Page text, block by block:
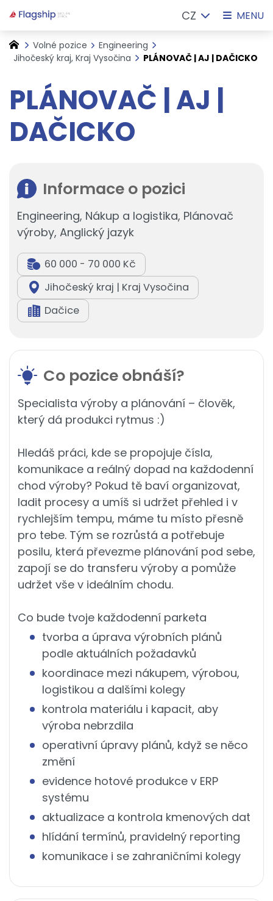
Volné pozice
Engineering
Jihočeský kraj, Kraj Vysočina
PLÁNOVAČ | AJ | DAČICKO
PLÁNOVAČ | AJ |
DAČICKO
Informace o pozici
Engineering, Nákup a logistika, Plánovač
výroby, Anglický jazyk
60 000 - 70 000 Kč
Jihočeský kraj | Kraj Vysočina
Dačice
Co pozice obnáší?
Specialista výroby a plánování – člověk,
který dá produkci rytmus :)
Hledáš práci, kde se propojuje čísla,
komunikace a reálný dopad na každodenní
chod výroby? Pokud tě baví organizovat,
ladit procesy a umíš si udržet přehled i v
rychlejším tempu, máme tu místo přesně
pro tebe. Tým se rozrůstá a potřebuje
posilu, která převezme plánování pod sebe,
zapojí se do transferu výroby a pomůže
udržet vše v ideálním chodu.
Co bude tvoje každodenní parketa
tvorba a úprava výrobních plánů
podle aktuálních požadavků
koordinace mezi nákupem, výrobou,
logistikou a dalšími kolegy
kontrola materiálu i kapacit, aby
výroba nebrzdila
operativní úpravy plánů, když se něco
změní
evidence hotové produkce v ERP
systému
aktualizace a kontrola kmenových dat
hlídání termínů, pravidelný reporting
komunikace i se zahraničními kolegy
MENU
CZ